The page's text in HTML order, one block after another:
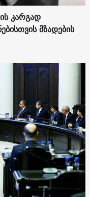
კარგად
მზადების